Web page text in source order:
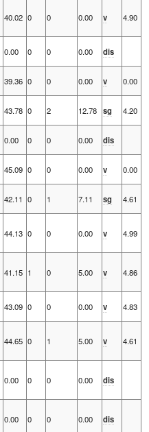
40.02 0 0 0.00 v 4.90
0.00 0 0 0.00
dis
39.36 0 0 0.00 v
0.00
43.78 0 2 12.78 sg
4.20
0.00 0 0 0.00
dis
45.09 0 0 0.00 v
0.00
42.11 0 1 7.11 sg
4.61
44.13 0 0 0.00 v 4.99
41.15 1 0 5.00 v 4.86
43.09 0 0 0.00 v
4.83
44.65 0 1 5.00 v 4.61
0.00 0 0 0.00 dis
0.00 0 0 0.00 dis